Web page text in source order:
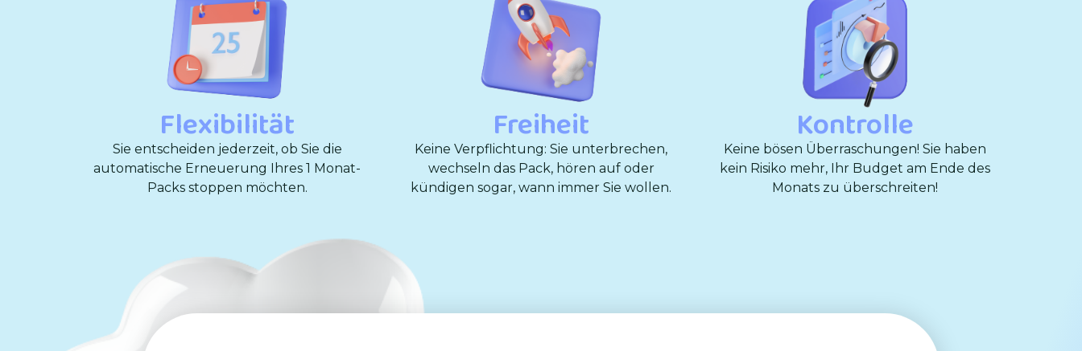
Flexibilität
Sie entscheiden jederzeit, ob Sie die
automatische Erneuerung Ihres 1 Monat-
Packs stoppen möchten.
Freiheit
Keine Verpflichtung: Sie unterbrechen,
wechseln das Pack, hören auf oder
kündigen sogar, wann immer Sie wollen.
Kontrolle
Keine bösen Überraschungen! Sie haben
kein Risiko mehr, Ihr Budget am Ende des
Monats zu überschreiten!